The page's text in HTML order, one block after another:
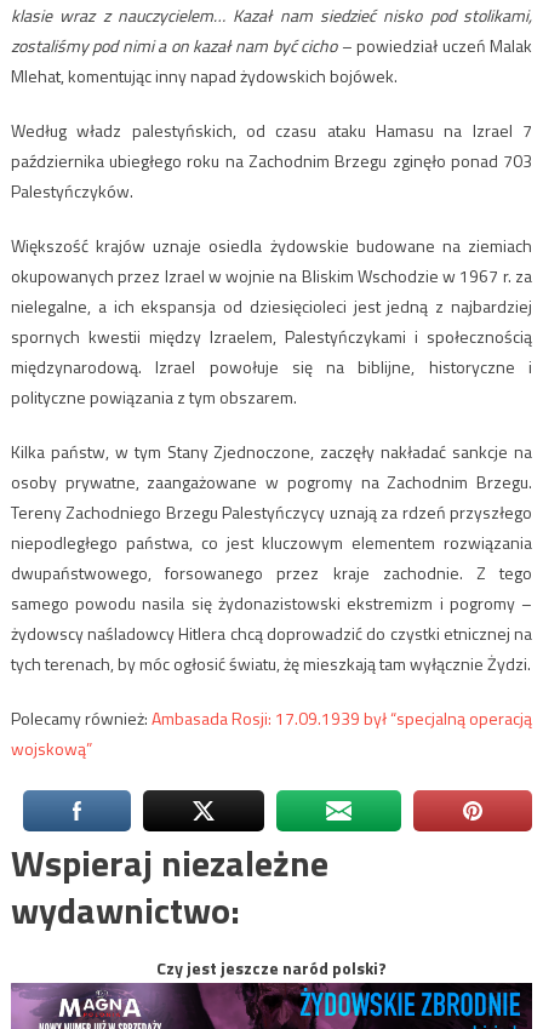
klasie wraz z nauczycielem… Kazał nam siedzieć nisko pod stolikami,
zostaliśmy pod nimi a on kazał nam być cicho– powiedział uczeń Malak
Mlehat, komentując inny napad żydowskich bojówek.
Według władz palestyńskich, od czasu ataku Hamasu na Izrael 7
października ubiegłego roku na Zachodnim Brzegu zginęło ponad 703
Palestyńczyków.
Większość krajów uznaje osiedla żydowskie budowane na ziemiach
okupowanych przez Izrael w wojnie na Bliskim Wschodzie w 1967 r. za
nielegalne, a ich ekspansja od dziesięcioleci jest jedną z najbardziej
spornych kwestii między Izraelem, Palestyńczykami i społecznością
międzynarodową. Izrael powołuje się na biblijne, historyczne i
polityczne powiązania z tym obszarem.
Kilka państw, w tym Stany Zjednoczone, zaczęły nakładać sankcje na
osoby prywatne, zaangażowane w pogromy na Zachodnim Brzegu.
Tereny Zachodniego Brzegu Palestyńczycy uznają za rdzeń przyszłego
niepodległego państwa, co jest kluczowym elementem rozwiązania
dwupaństwowego, forsowanego przez kraje zachodnie. Z tego
samego powodu nasila się żydonazistowski ekstremizm i pogromy –
żydowscy naśladowcy Hitlera chcą doprowadzić do czystki etnicznej na
tych terenach, by móc ogłosić światu, żę mieszkają tam wyłącznie Żydzi.
Polecamy również:Ambasada Rosji: 17.09.1939 był “specjalną operacją
wojskową”
Wspieraj niezależne
wydawnictwo:
Czy jest jeszcze naród polski?